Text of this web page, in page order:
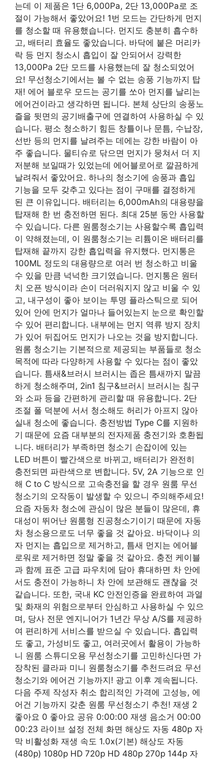
는데 이 제품은 1단 6,000Pa, 2단 13,000Pa로 조
절이 가능해서 좋았어요! 1번 모드는 간단하게 먼지
를 청소할 때 유용했습니다. 먼지도 충분히 흡수하
고, 배터리 효율도 좋았습니다. 바닥에 붙은 머리카
락 등 먼지 청소시 흡입이 잘 안되어서 강력한
13,000Pa 2단 모드를 사용했는데 잘 청소되었어
요! 무선청소기에서는 볼 수 없는 송풍 기능까지 탑
재! 에어 블로우 모드는 공기를 쏘아 먼지를 날리는
에어건이라고 생각하면 됩니다. 본체 상단의 송풍노
즐을 뒷면의 공기배출구에 연결하여 사용하실 수 있
습니다. 평소 청소하기 힘든 창틀이나 문틈, 수납장,
선반 등의 먼지를 날려주는 데에는 강한 바람이 아
주 좋습니다. 물티슈로 닦으면 먼지가 뭉쳐서 더 지
저분해 보일때가 있었는데 에어블로어로 깔끔하게
날려줘서 좋았어요. 하나의 청소기에 송풍과 흡입
기능을 모두 갖추고 있다는 점이 구매를 결정하게
된 큰 이유입니다. 배터리는 6,000mAh의 대용량을
탑재해 한 번 충전하면 된다. 최대 25분 동안 사용할
수 있습니다. 다른 원룸청소기는 사용할수록 흡입력
이 약해졌는데, 이 원룸청소기는 리튬이온 배터리를
탑재해 끝까지 강한 흡입력을 유지했다. 먼지통은
100ML 정도의 대용량으로 여러 번 청소하고 비울
수 있을 만큼 넉넉한 크기였습니다. 먼지통은 원터
치 오픈 방식이라 손이 더러워지지 않고 비울 수 있
고, 내구성이 좋아 보이는 투명 플라스틱으로 되어
있어 안에 먼지가 얼마나 들어있는지 눈으로 확인할
수 있어 편리합니다. 내부에는 먼지 역류 방지 장치
가 있어 뒤집어도 먼지가 나오는 것을 방지합니다.
원롬 청소기는 기본적으로 제공되는 부품들로 청소
목적에 따라 다양하게 사용할 수 있다는 점이 좋았
습니다. 틈새&브러시 브러시는 좁은 틈새까지 말끔
하게 청소해주며, 2in1 침구&브러시 브러시는 침구
와 소파 등을 간편하게 관리할 때 유용합니다. 2단
조절 폴 덕분에 서서 청소해도 허리가 아프지 않아
실내 청소에 좋습니다. 충전방법 Type C를 지원하
기 때문에 요즘 대부분의 전자제품 충전기와 호환됩
니다. 배터리가 부족하면 청소기 손잡이에 있는
LED 버튼이 빨간색으로 바뀌고, 배터리가 완전히
충전되면 파란색으로 변합니다. 5V, 2A 기능으로 인
해 C to C 방식으로 고속충전을 할 경우 원룸 무선
청소기의 오작동이 발생할 수 있으니 주의해주세요!
요즘 자동차 청소에 관심이 많은 분들이 많은데, 휴
대성이 뛰어난 원룸형 진공청소기이기 때문에 자동
차 청소용으로도 너무 좋을 것 같아요. 바닥이나 의
자 먼지는 흡입으로 제거하고, 틈새 먼지는 에어블
로워로 제거하면 정말 좋을 것 같아요. 충전 케이블
과 함께 표준 고급 파우치에 담아 휴대하면 차 안에
서도 충전이 가능하니 차 안에 보관해도 괜찮을 것
같습니다. 또한, 국내 KC 안전인증을 완료하여 과열
및 화재의 위험으로부터 안심하고 사용하실 수 있으
며, 당사 전문 엔지니어가 1년간 무상 A/S를 제공하
여 편리하게 서비스를 받으실 수 있습니다. 흡입력
도 좋고, 가성비도 좋고, 여러곳에서 활용이 가능하
니 원룸 스튜디오용 무선청소기를 고민하신다면 가
장착된 클라파 미니 원룸청소기를 추천드려요 무선
청소기와 에어건 기능까지! 광고 이후 계속됩니다.
다음 주제 작성자 취소 합리적인 가격에 고성능, 에
어건 기능까지 갖춘 원룸 무선청소기 추천! 재생 2
좋아요 0 좋아요 공유 0:00:00 재생 음소거 00:00
00:23 라이브 설정 전체 화면 해상도 자동 480p 자
막 비활성화 재생 속도 1.0x(기본) 해상도 자동
(480p) 1080p HD 720p HD 480p 270p 144p 자